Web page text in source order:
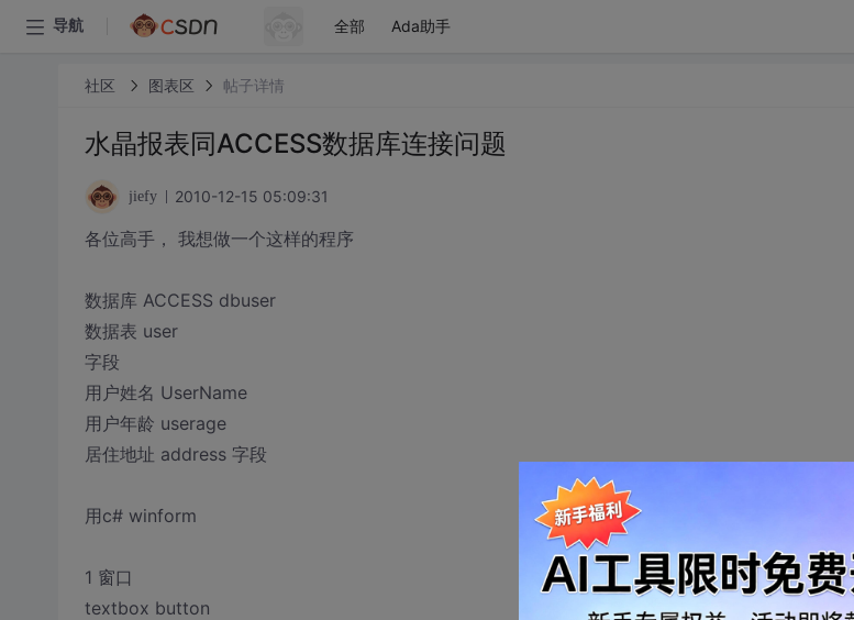
导航 全部 Ada助手
社区 图表区 帖子详情
水晶报表同ACCESS数据库连接问题
jiefy 2010-12-15 05:09:31
各位高手， 我想做一个这样的程序
数据库 ACCESS dbuser
数据表 user
字段
用户姓名 UserName
用户年龄 userage
居住地址 address 字段
用c# winform
1 窗口
textbox button